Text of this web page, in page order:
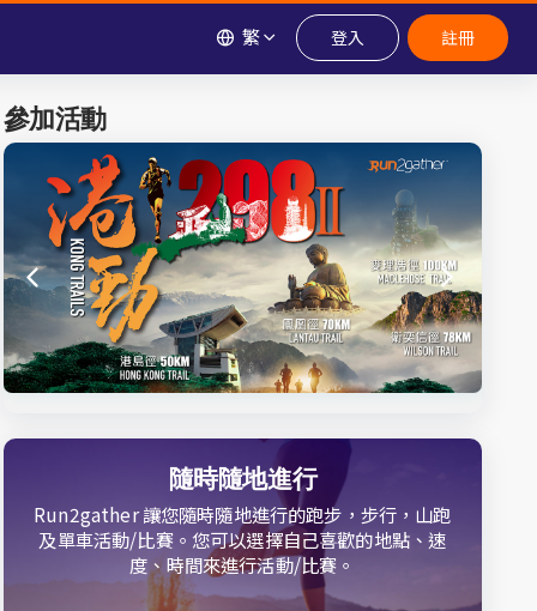
繁 登入 註冊
參加活動
隨時隨地進行
Run2gather 讓您隨時隨地進行的跑步，步行，山跑
及單車活動/比賽。您可以選擇自己喜歡的地點、速
度、時間來進行活動/比賽。